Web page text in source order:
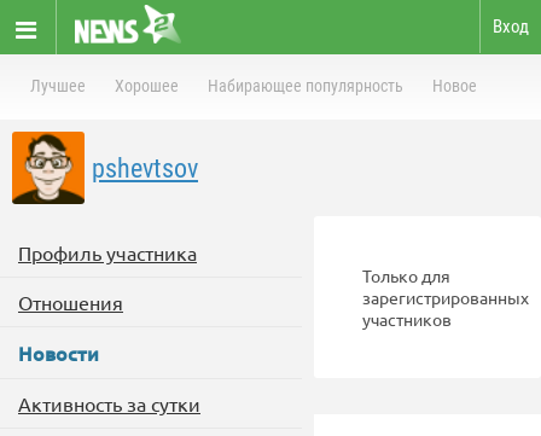
Вход
Лучшее Хорошее Набирающее популярность Новое
pshevtsov
Профиль участника
Отношения
Новости
Активность за сутки
Только для
зарегистрированных
участников